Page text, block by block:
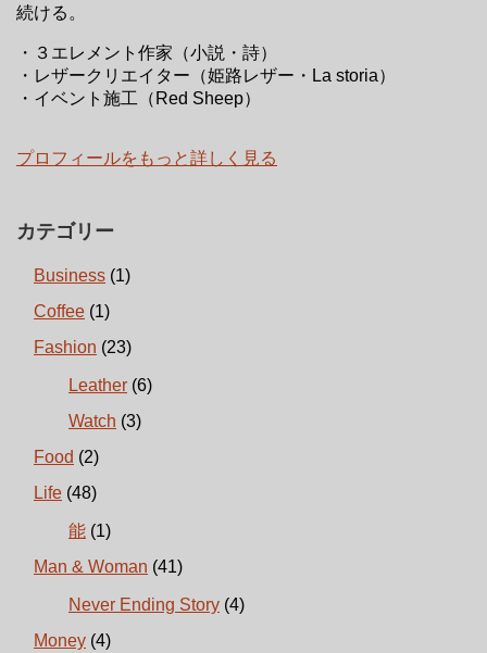
続ける。
・３エレメント作家（小説・詩）
・レザークリエイター（姫路レザー・La storia）
・イベント施工（Red Sheep）
プロフィールをもっと詳しく見る
カテゴリー
Business (1)
Coffee (1)
Fashion (23)
Leather (6)
Watch (3)
Food (2)
Life (48)
能 (1)
Man & Woman (41)
Never Ending Story (4)
Money (4)